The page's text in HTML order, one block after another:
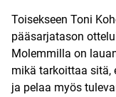
Toisekseen Toni
pääsarjatason
Molemmilla on
mikä tarkoittaa sitä,
ja pelaa myös